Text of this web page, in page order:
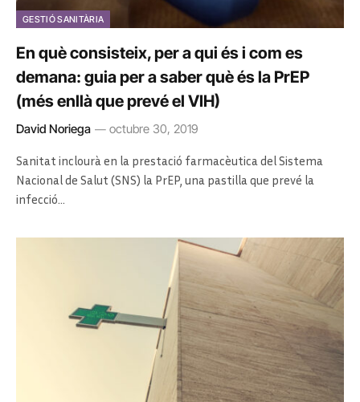
GESTIÓ SANITÀRIA
En què consisteix, per a qui és i com es
demana: guia per a saber què és la PrEP
(més enllà que prevé el VIH)
David Noriega octubre 30, 2019
Sanitat inclourà en la prestació farmacèutica del Sistema
Nacional de Salut (SNS) la PrEP, una pastilla que prevé la
infecció…